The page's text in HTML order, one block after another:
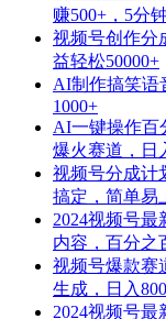
赚500+，5分
视频号创作分
益轻松50000+
AI制作搞笑语
1000+
AI一键操作百
爆火赛道，日
视频号分成计
搞定，简单易
2024视频号
内容，百分之
视频号爆款赛
生成，日入
2024视频号